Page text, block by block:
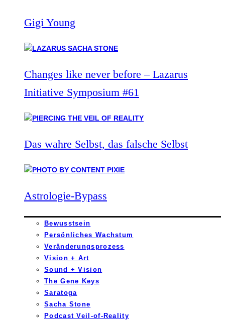
Gigi Young
Changes like never before – Lazarus
Initiative Symposium #61
Das wahre Selbst, das falsche Selbst
Astrologie-Bypass
Bewusstsein
Persönliches Wachstum
Veränderungsprozess
Vision + Art
Sound + Vision
The Gene Keys
Saratoga
Sacha Stone
Podcast Veil-of-Reality